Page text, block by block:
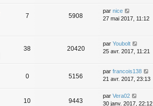
7 5908
par nice
27 mai 2017, 11:12
38 20420
par Youbolt
25 avr. 2017, 11:21
0 5156
par francois138
21 avr. 2017, 23:13
10 9443
par Vera02
30 janv. 2017, 22:12